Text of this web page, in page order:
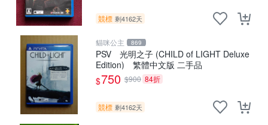
競標 剩4162天
貓咪公主 869
PSV 光明之子 (CHILD of LIGHT Deluxe
Edition) 繁體中文版 二手品
$750 $900 84折
競標 剩4162天